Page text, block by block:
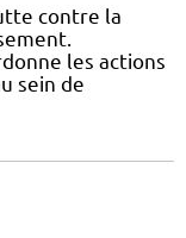
contre la
les actions
sein de